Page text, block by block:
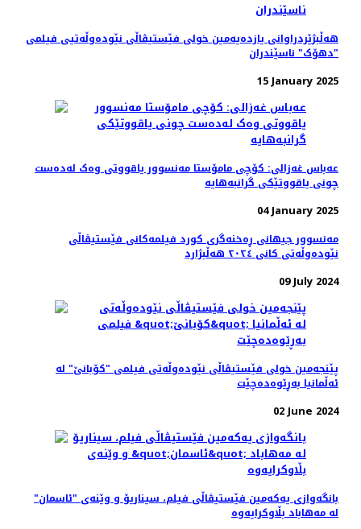
هه‌ڵبژێردراوانی یازده‌یه‌مین خولی فێستیڤاڵی نێودەوڵەتیی فیلمی
"دهۆک" ناسێندران
15 January 2025
عەباس غەزالی: کۆچی مامۆستا مه‌نسوور یاقووتی وه‌ک له‌ده‌ست
چونی یاقووتێکی گرانبه‌هایه
04 January 2025
مەنسوور جیهانی ڕه‌خنه‌گری کورد فیلمه‌کانی فێستیڤاڵی
نێوده‌وڵه‌تی کانی ٢٠٢٤ هه‌ڵبژارد
09 July 2024
پێنجەمین خولی فێستیڤاڵی نێودەوڵەتی فیلمی "کۆبانێ" لە
ئەڵمانیا بەڕێوەده‌چێت
02 June 2024
بانگەوازی یەکەمین فێستیڤاڵی فیلم، سیناریۆ و وێنه‌ی "ئاسمان"
لە مەهاباد بڵاوکرایەوە